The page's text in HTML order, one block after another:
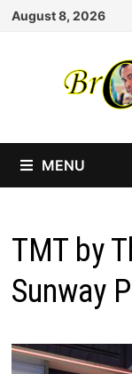
Skip
August 8, 2026
MENU
TMT by
Sunway